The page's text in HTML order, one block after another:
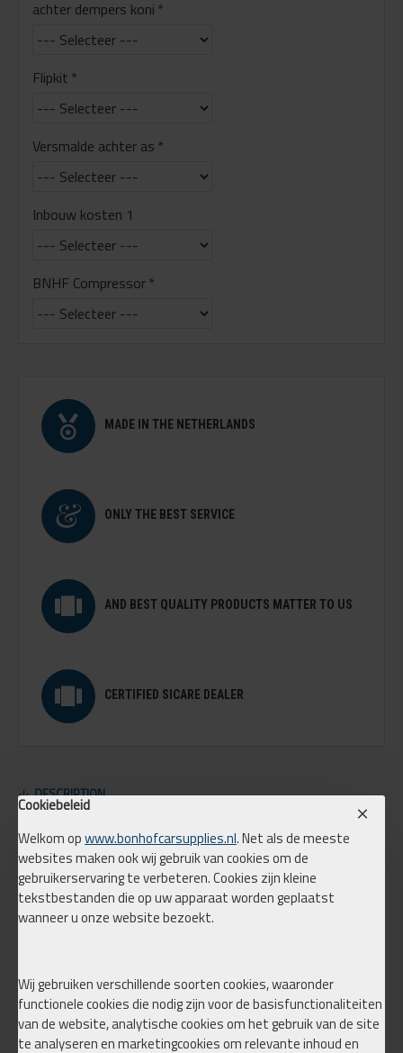
Cookiebeleid
Welkom opwww.bonhofcarsupplies.nl. Net als de meeste
websites maken ook wij gebruik van cookies om de
gebruikerservaring te verbeteren. Cookies zijn kleine
tekstbestanden die op uw apparaat worden geplaatst
wanneer u onze website bezoekt.
Wij gebruiken verschillende soorten cookies, waaronder
functionele cookies die nodig zijn voor de basisfunctionaliteiten
van de website, analytische cookies om het gebruik van de site
te analyseren en marketingcookies om relevante inhoud en
achter dempers koni
Flipkit
Versmalde achter as
Inbouw kosten 1
BNHF Compressor
MADE IN THE NETHERLANDS
ONLY THE BEST SERVICE
AND BEST QUALITY PRODUCTS MATTER TO US
CERTIFIED SICARE DEALER
DESCRIPTION
Airride-pakket voor Volkswagen Caddy (bouwjaar 2004 t/m
2018)
Dit pakket is samengesteld op basis van de meest gekozen en
bewezen configuratie voor dit onderstel.
Eventuele montage onder één van de voorstoelen is mogelijk.